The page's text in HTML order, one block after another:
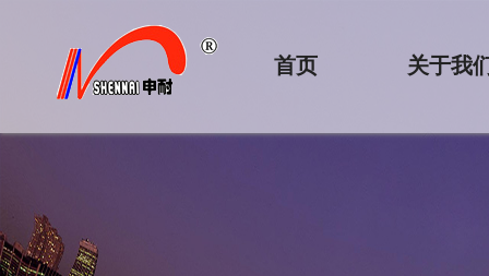
首页 关于我